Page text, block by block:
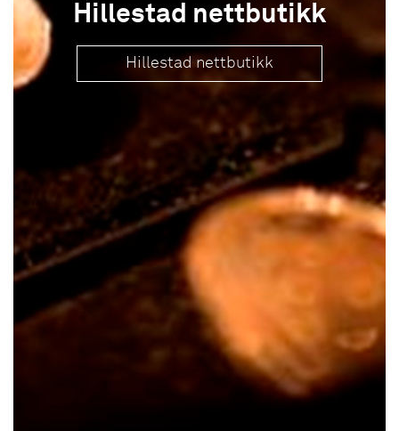
Hillestad nettbutikk
Hillestad nettbutikk